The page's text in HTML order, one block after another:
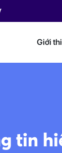
Giới
tin